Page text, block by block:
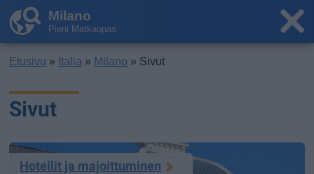
Milano
Pieni Matkaopas
Etusivu » Italia » Milano » Sivut
Sivut
Hotellit ja majoittuminen